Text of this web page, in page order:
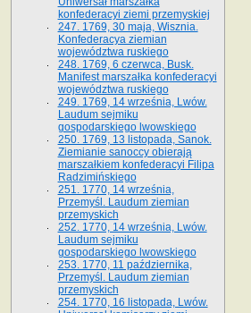
konfederacyi ziemi przemyskiej
247. 1769, 30 maja, Wisznia.
Konfederacya ziemian
województwa ruskiego
248. 1769, 6 czerwca, Busk.
Manifest marszałka konfederacyi
województwa ruskiego
249. 1769, 14 września, Lwów.
Laudum sejmiku
gospodarskiego lwowskiego
250. 1769, 13 listopada, Sanok.
Ziemianie sanoccy obierają
marszałkiem konfederacyi Filipa
Radzimińskiego
251. 1770, 14 września,
Przemyśl. Laudum ziemian
przemyskich
252. 1770, 14 września, Lwów.
Laudum sejmiku
gospodarskiego lwowskiego
253. 1770, 11 października,
Przemyśl. Laudum ziemian
przemyskich
254. 1770, 16 listopada, Lwów.